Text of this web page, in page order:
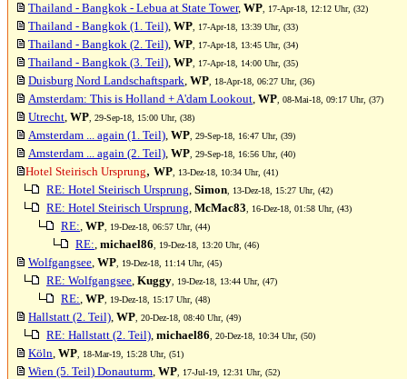
Thailand - Bangkok - Lebua at State Tower, WP , 17-Apr-18, 12:12 Uhr, (32)
Thailand - Bangkok (1. Teil), WP , 17-Apr-18, 13:39 Uhr, (33)
Thailand - Bangkok (2. Teil), WP , 17-Apr-18, 13:45 Uhr, (34)
Thailand - Bangkok (3. Teil), WP , 17-Apr-18, 14:00 Uhr, (35)
Duisburg Nord Landschaftspark, WP , 18-Apr-18, 06:27 Uhr, (36)
Amsterdam: This is Holland + A'dam Lookout, WP , 08-Mai-18, 09:17 Uhr, (37)
Utrecht, WP , 29-Sep-18, 15:00 Uhr, (38)
Amsterdam ... again (1. Teil), WP , 29-Sep-18, 16:47 Uhr, (39)
Amsterdam ... again (2. Teil), WP , 29-Sep-18, 16:56 Uhr, (40)
Hotel Steirisch Ursprung, WP , 13-Dez-18, 10:34 Uhr, (41)
RE: Hotel Steirisch Ursprung, Simon , 13-Dez-18, 15:27 Uhr, (42)
RE: Hotel Steirisch Ursprung, McMac83 , 16-Dez-18, 01:58 Uhr, (43)
RE:, WP , 19-Dez-18, 06:57 Uhr, (44)
RE:, michael86 , 19-Dez-18, 13:20 Uhr, (46)
Wolfgangsee, WP , 19-Dez-18, 11:14 Uhr, (45)
RE: Wolfgangsee, Kuggy , 19-Dez-18, 13:44 Uhr, (47)
RE:, WP , 19-Dez-18, 15:17 Uhr, (48)
Hallstatt (2. Teil), WP , 20-Dez-18, 08:40 Uhr, (49)
RE: Hallstatt (2. Teil), michael86 , 20-Dez-18, 10:34 Uhr, (50)
Köln, WP , 18-Mar-19, 15:28 Uhr, (51)
Wien (5. Teil) Donauturm, WP , 17-Jul-19, 12:31 Uhr, (52)